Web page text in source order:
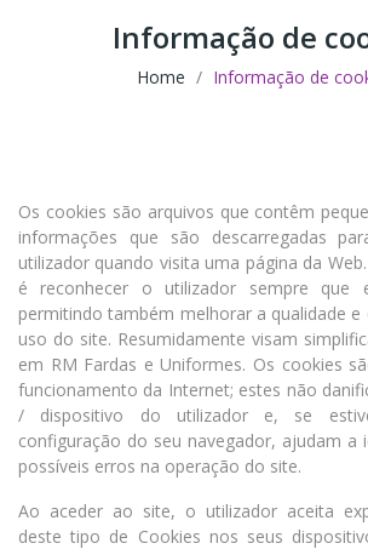
Informação de
Home Informação de
Os cookies são arquivos que contêm
informações que são descarregadas
utilizador quando visita uma página da
é reconhecer o utilizador sempre que
permitindo também melhorar a qualidade
uso do site. Resumidamente visam
em RM Fardas e Uniformes. Os cookies
funcionamento da Internet; estes não
/ dispositivo do utilizador e, se
configuração do seu navegador, ajudam a
possíveis erros na operação do site.
Ao aceder ao site, o utilizador aceita
deste tipo de Cookies nos seus